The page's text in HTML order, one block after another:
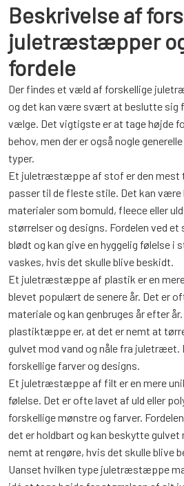
Beskrivelse af
juletræstæpper
fordele
Der findes et væld af forskellige
og det kan være svært at beslutte sig
vælge. Det vigtigste er at tage højde
behov, men der er også nogle
typer.
Et juletræstæppe af stof er den mest
passer til de fleste stile. Det kan
materialer som bomuld, fleece eller
størrelser og designs. Fordelen ved
blødt og kan give en hyggelig følelse i
vaskes, hvis det skulle blive beskidt.
Et juletræstæppe af plastik er en
blevet populært de senere år. Det er
materiale og kan genbruges år efter
plastiktæppe er, at det er nemt at
gulvet mod vand og nåle fra juletræet.
forskellige farver og designs.
Et juletræstæppe af filt er en mere
følelse. Det er ofte lavet af uld eller
forskellige mønstre og farver.
det er holdbart og kan beskytte gulvet
nemt at rengøre, hvis det skulle blive
Uanset hvilken type juletræstæppe